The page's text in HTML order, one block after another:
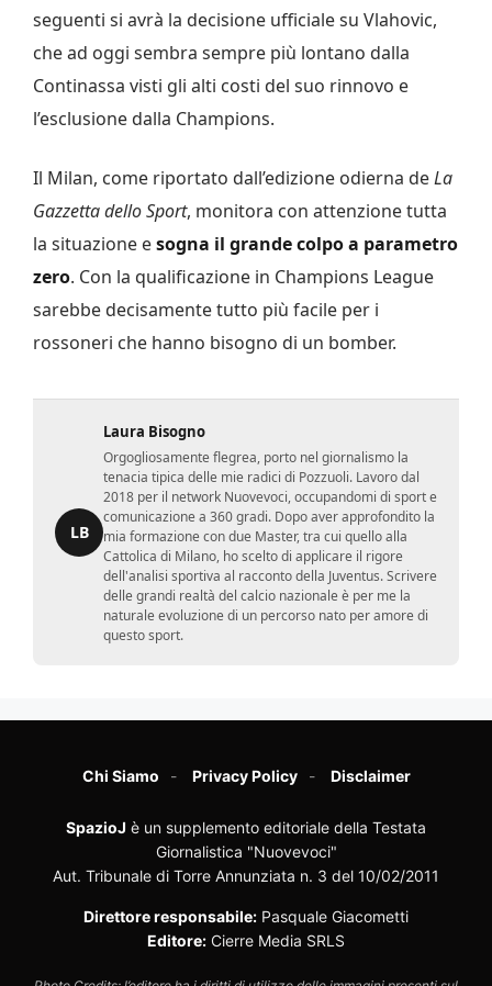
seguenti si avrà la decisione ufficiale su Vlahovic,
che ad oggi sembra sempre più lontano dalla
Continassa visti gli alti costi del suo rinnovo e
l’esclusione dalla Champions.
Il Milan, come riportato dall’edizione odierna deLa
Gazzetta dello Sport, monitora con attenzione tutta
la situazione esogna il grande colpo a parametro
zero. Con la qualificazione in Champions League
sarebbe decisamente tutto più facile per i
rossoneri che hanno bisogno di un bomber.
LB
Laura Bisogno
Orgogliosamente flegrea, porto nel giornalismo la
tenacia tipica delle mie radici di Pozzuoli. Lavoro dal
2018 per il network Nuovevoci, occupandomi di sport e
comunicazione a 360 gradi. Dopo aver approfondito la
mia formazione con due Master, tra cui quello alla
Cattolica di Milano, ho scelto di applicare il rigore
dell'analisi sportiva al racconto della Juventus. Scrivere
delle grandi realtà del calcio nazionale è per me la
naturale evoluzione di un percorso nato per amore di
questo sport.
Chi Siamo Privacy Policy Disclaimer
SpazioJ è un supplemento editoriale della Testata
Giornalistica "Nuovevoci"
Aut. Tribunale di Torre Annunziata n. 3 del 10/02/2011
Direttore responsabile: Pasquale Giacometti
Editore: Cierre Media SRLS